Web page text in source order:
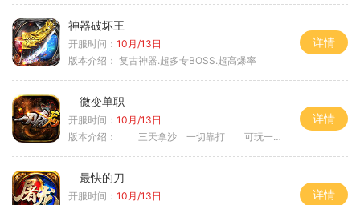
神器破坏王
开服时间： 10月/13日
版本介绍： 复古神器.超多专BOSS.超高爆率
详情
微变单职
开服时间： 10月/13日
版本介绍：
三天拿沙 一切靠打 可玩一年
详情
最快的刀
开服时间： 10月/13日
详情